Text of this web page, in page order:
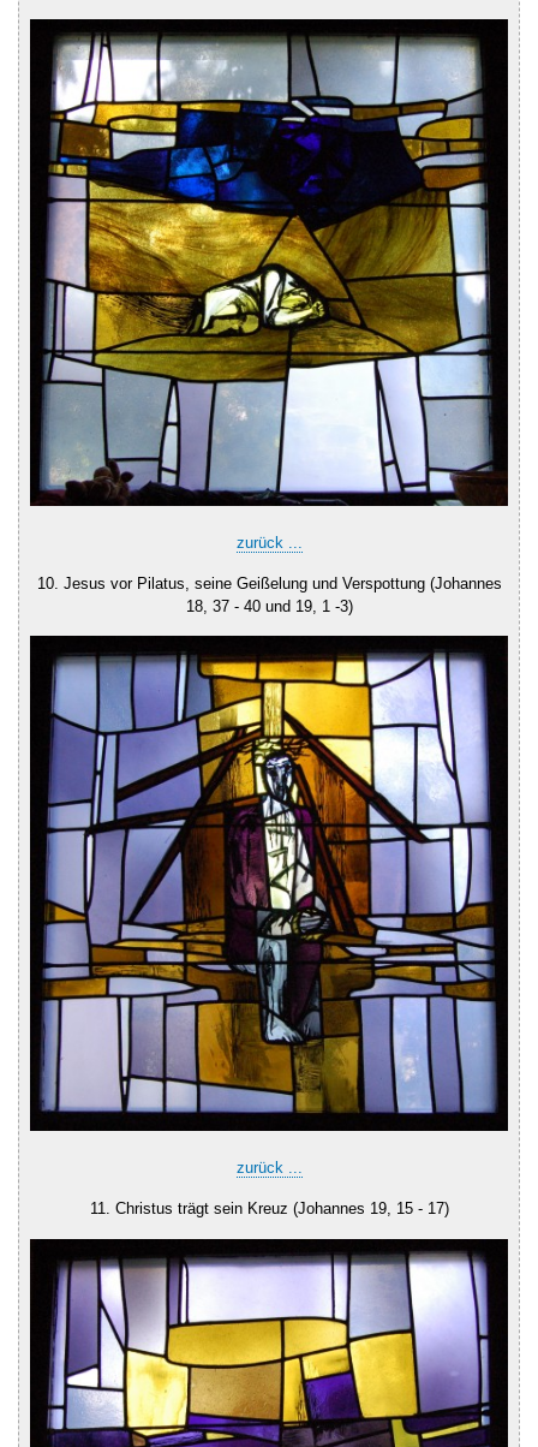
zurück ...
10. Jesus vor Pilatus, seine Geißelung und Verspottung (Johannes
18, 37 - 40 und 19, 1 -3)
zurück ...
11. Christus trägt sein Kreuz (Johannes 19, 15 - 17)